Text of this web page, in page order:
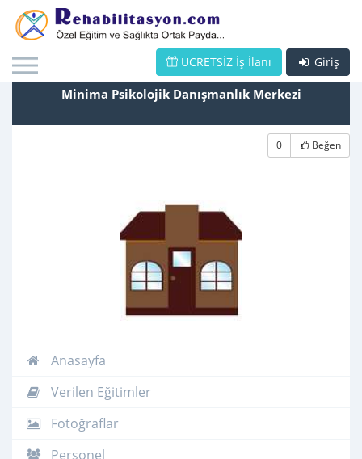
Giriş
ÜCRETSİZ İş İlanı
Minima Psikolojik Danışmanlık Merkezi
0 Beğen
Anasayfa
Verilen Eğitimler
Fotoğraflar
Personel